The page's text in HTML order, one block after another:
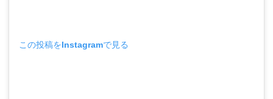
この投稿をInstagramで見る